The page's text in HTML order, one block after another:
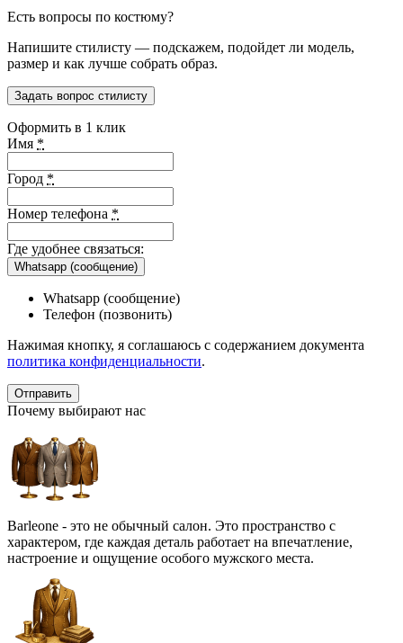
Есть вопросы по костюму?
Напишите стилисту — подскажем, подойдет ли модель,
размер и как лучше собрать образ.
Задать вопрос стилисту
Оформить в 1 клик
Имя *
Город *
Номер телефона *
Где удобнее связаться:
Whatsapp (сообщение)
Whatsapp (сообщение)
Телефон (позвонить)
Нажимая кнопку, я соглашаюсь с содержанием документа
политика конфиденциальности.
Почему выбирают нас
Barleone - это не обычный салон. Это пространство с
характером, где каждая деталь работает на впечатление,
настроение и ощущение особого мужского места.